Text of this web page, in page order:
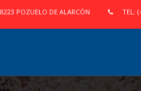
POZUELO DE ALARCÓN TEL: